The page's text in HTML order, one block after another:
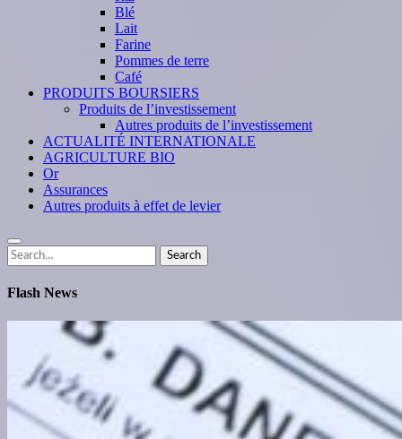
Blé
Lait
Farine
Pommes de terre
Café
PRODUITS BOURSIERS
Produits de l’investissement
Autres produits de l’investissement
ACTUALITÉ INTERNATIONALE
AGRICULTURE BIO
Or
Assurances
Autres produits à effet de levier
Search
for:
Search
Flash News